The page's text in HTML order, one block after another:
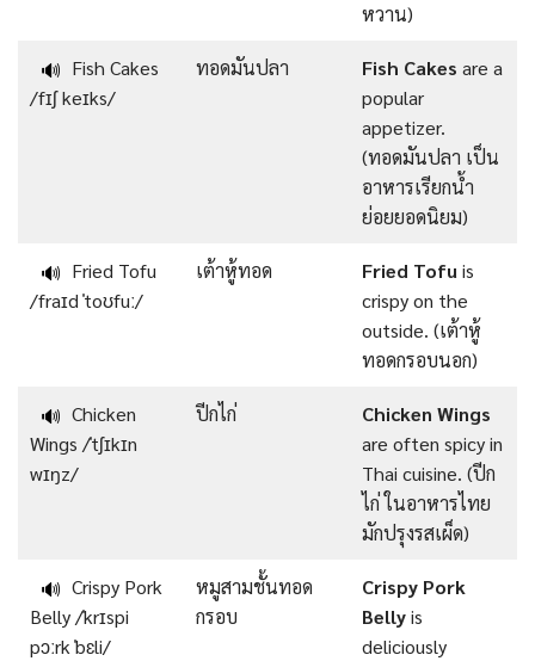
หวาน)
🔊 Fish Cakes
/fɪʃ keɪks/
ทอดมันปลา Fish Cakes are a
popular
appetizer.
(ทอดมันปลา เป็น
อาหารเรียกน้ำ
ย่อยยอดนิยม)
🔊 Fried Tofu
/fraɪd ˈtoʊfuː/
เต้าหู้ทอด Fried Tofuis
crispy on the
outside. (เต้าหู้
ทอดกรอบนอก)
🔊 Chicken
Wings /ˈtʃɪkɪn
wɪŋz/
ปีกไก่
Chicken Wings
are often spicy in
Thai cuisine. (ปีก
ไก่ ในอาหารไทย
มักปรุงรสเผ็ด)
🔊 Crispy Pork
Belly /ˈkrɪspi
pɔːrk ˈbɛli/
หมูสามชั้นทอด
กรอบ
Crispy Pork
Bellyis
deliciously